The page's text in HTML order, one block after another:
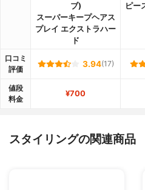
ブ)
スーパーキープヘアス
プレイ エクストラハー
ド
ピー
口コミ
評価
3.94(17)
値段
料金
¥700
スタイリングの関連商品